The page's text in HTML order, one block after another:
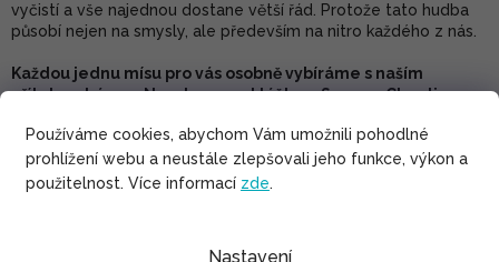
Používáme cookies, abychom Vám umožnili pohodlné
prohlížení webu a neustále zlepšovali jeho funkce, výkon a
použitelnost. Více informací zde.
Nastavení
vyčistí a vše najednou dostane větší řád. Protože tato hudba
působí nejen na smysly, ale především na nitro každého z nás.
Každou jednu mísu pro vás osobně vybíráme s naším
přítelem Lámou Ngodupem z kláštera Sangye Choeling -